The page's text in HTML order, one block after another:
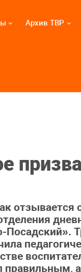
Архив ТВР
отзывается
Посадский».